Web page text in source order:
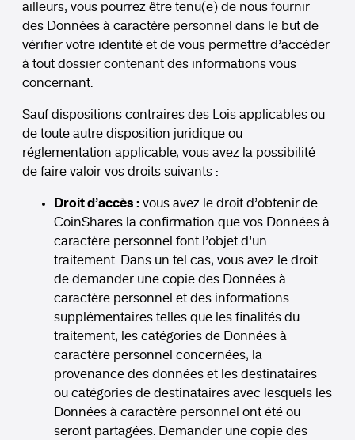
ailleurs, vous pourrez être tenu(e) de nous fournir
des Données à caractère personnel dans le but de
vérifier votre identité et de vous permettre d’accéder
à tout dossier contenant des informations vous
concernant.
Sauf dispositions contraires des Lois applicables ou
de toute autre disposition juridique ou
réglementation applicable, vous avez la possibilité
de faire valoir vos droits suivants :
Droit d’accès : vous avez le droit d’obtenir de
CoinShares la confirmation que vos Données à
caractère personnel font l’objet d’un
traitement. Dans un tel cas, vous avez le droit
de demander une copie des Données à
caractère personnel et des informations
supplémentaires telles que les finalités du
traitement, les catégories de Données à
caractère personnel concernées, la
provenance des données et les destinataires
ou catégories de destinataires avec lesquels les
Données à caractère personnel ont été ou
seront partagées. Demander une copie des